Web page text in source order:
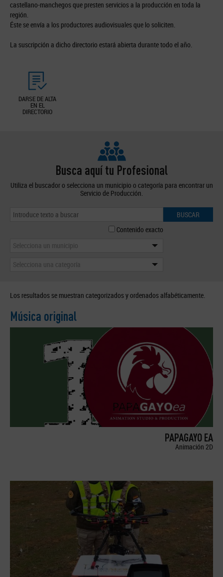
castellano-manchegos que presten servicios a la producción en toda la
región.
Éste se envía a los productores audiovisuales que lo soliciten.
La suscripción a dicho directorio estará abierta durante todo el año.
DARSE DE ALTA
EN EL
DIRECTORIO
Busca aquí tu Profesional
Utiliza el buscador o selecciona un municipio o categoría para encontrar un
Servicio de Producción.
BUSCAR
Contenido exacto
Selecciona un municipio
Selecciona una categoría
Los resultados se muestran categorizados y ordenados alfabéticamente.
Música original
PAPAGAYO EA
Animación 2D